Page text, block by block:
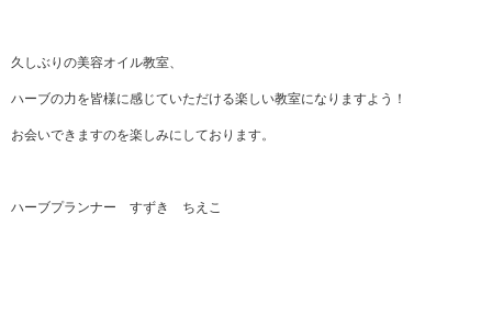
久しぶりの美容オイル教室、
ハーブの力を皆様に感じていただける楽しい教室になりますよう！
お会いできますのを楽しみにしております。
ハーブプランナー すずき ちえこ